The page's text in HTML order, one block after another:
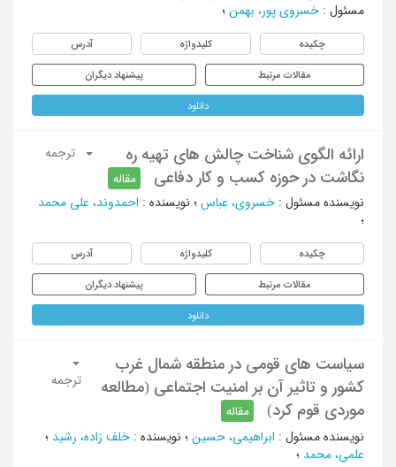
مسئول : خسروی پور، بهمن ؛
چکیده کلیدواژه آدرس
مقالات مرتبط پیشنهاد دیگران
دانلود
ارائه الگوی شناخت چالش های تهیه ره
نگاشت در حوزه کسب و کار دفاعی
مقاله
ترجمه
نویسنده مسئول : خسروی، عباس ؛ نویسنده : احمدوند، علی محمد
؛
چکیده کلیدواژه آدرس
مقالات مرتبط پیشنهاد دیگران
دانلود
سیاست های قومی در منطقه شمال غرب
کشور و تاثیر آن بر امنیت اجتماعی (مطالعه
موردی قوم کرد)
مقاله
ترجمه
نویسنده مسئول : ابراهیمی، حسین ؛ نویسنده : خلف زاده، رشید ؛
علمی، محمد ؛